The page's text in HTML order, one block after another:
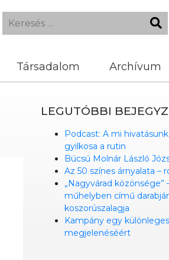
Társadalom Archívum
LEGUTÓBBI
Podcast: A mi
gyilkosa a rutin
Búcsú Molnár László
Az 50 színes árnyalata –
„Nagyvárad közönsége”
műhelyben című
koszorúszalagja
Kampány egy
megjelenéséért